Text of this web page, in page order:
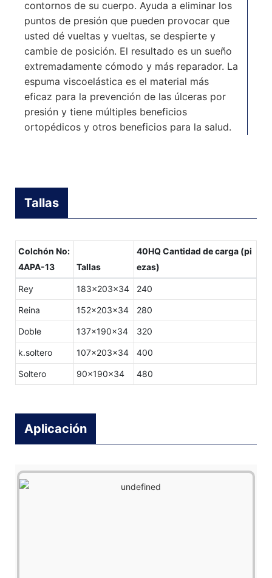
contornos de su cuerpo. Ayuda a eliminar los
puntos de presión que pueden provocar que
usted dé vueltas y vueltas, se despierte y
cambie de posición. El resultado es un sueño
extremadamente cómodo y más reparador. La
espuma viscoelástica es el material más
eficaz para la prevención de las úlceras por
presión y tiene múltiples beneficios
ortopédicos y otros beneficios para la salud.
Tallas
Colchón No:
4APA-13
Tallas
40HQ Cantidad de carga (pi
ezas)
Rey 183x203x34 240
Reina 152x203x34 280
Doble 137x190x34 320
k.soltero 107x203x34 400
Soltero 90x190x34 480
Aplicación